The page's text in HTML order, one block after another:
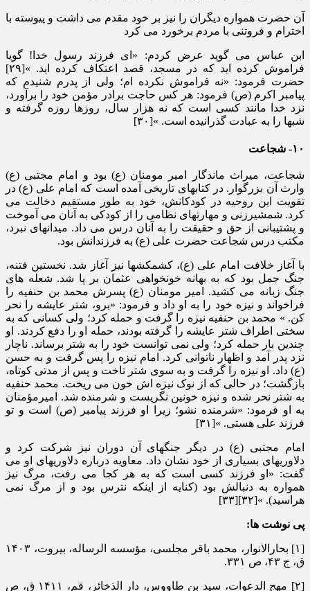
آن حضرت همواره دیگران را نیز بر خود مقدم می داشت و پیوسته با
احترام و فروتنی با مردم برخورد می کرد
ابن عباس می گوید عرض کردم: «ای فرزند رسول خدا! گویا
فراموش کرده اید که در مسجد، قصد اعتکاف کرده اید. »[۲۹]
حضرت فرمود: «نه فراموش نکرده ام؛ ولی از پدرم شنیدم که
پیامبر اکرم (ص) فرمود: هر کس حاجت برادر مؤمن خود را برآورد،
نزد خدا مانند کسی است که نه هزار سال، روزها روزه گرفته و
شبها را به عبادت گذرانیده است. »[۳۰]
۱۰- شجاعت
شجاعت، میراث ماندگار امیر مومنان (ع) بود و امام مجتبی (ع)
وارث آن بزرگوار. در کتابهای تاریخی آمده است که امام علی (ع) در
تقویت این روحیه در کودکانش، خود به طور مستقیم دخالت می
کرد. شمشیرزنی و مهارتهای نظامی را از کودکی به آنان می آموخت
و پشتیبانی از حق و حقیقت را به آنان درس می داد. میدانهای نبرد،
مکتب درس شجاعت حضرت علی (ع) به فرزندانش بود.
با آغاز خلافت امام علی (ع)، کشمکشها نیز آغاز شد. نخستین فتنه،
جنگ جمل بود که به بهانه خونخواهی عثمان بر پا شد. شعله های
جنگ زبانه می کشید. امیر مومنان (ع) پسرش محمد بن حنفیه را
فراخواند و نیزه خود را به او داد و فرمود: «برو، شتر عایشه را نحر
کن. » محمد بن حنفیه نیزه را گرفت و حمله کرد؛ ولی کسانی که به
سختی اطراف شتر عایشه را گرفته بودند، حمله او را دفع کردند. او
چندین بار حمله کرد؛ ولی نمی توانست خود را به شتر برساند. ناچار
نزد پدر آمد و اظهار ناتوانی کرد. امام نیزه را پس گرفت و به حسن
(ع) داد. او نیزه را گرفت و به سوی شتر تاخت و پس از مدتی کوتاه،
بازگشت؛ در حالی که از نوک نیزه اش خون می ریخت. محمد حنفیه
به شتر نحر شده و نیزه خونین نگریست و شرمنده شد. امیرمؤمنان
به او فرمود: «شرمنده نشو؛ زیرا او فرزند پیامبر (ص) است و تو
فرزند علی هستی. »[۳۱]
امام مجتبی (ع) در دیگر جنگهای آن دوران نیز شرکت کرد و
دلاوریهای بسیاری از خود نشان داد. معاویه درباره دلاوریهای او می
گفت: «او فرزند کسی است که به هر کجا می رفت، مرگ نیز
همواره به دنبالش بود (کنایه از اینکه نترس بود و از مرگ نمی
هراسید). »[۳۲][۳۳]
پی نوشت ها:
[۱] بحارالانوار، محمد باقر مجلسی، مؤسسه الرساله، بیروت، ۱۴۰۳
ق، ج ۴۳، ص ۳۳۱.
[۲] مهج الدعوات، سید بن طاووس، دار الذخائر، قم، ۱۴۱۱ ق، ص